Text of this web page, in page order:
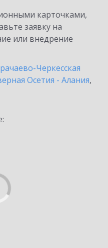
карточками,
заявку на
или внедрение
Черкесская
Осетия - Алания,